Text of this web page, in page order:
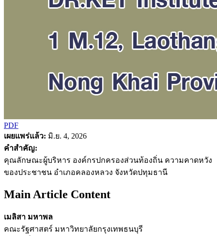
PDF
เผยแพร่แล้ว: มิ.ย. 4, 2026
คำสำคัญ:
คุณลักษณะผู้บริหาร องค์กรปกครองส่วนท้องถิ่น ความคาดหวัง
ของประชาชน อำเภอคลองหลวง จังหวัดปทุมธานี
Main Article Content
เมลิสา มหาพล
คณะรัฐศาสตร์ มหาวิทยาลัยกรุงเทพธนบุรี